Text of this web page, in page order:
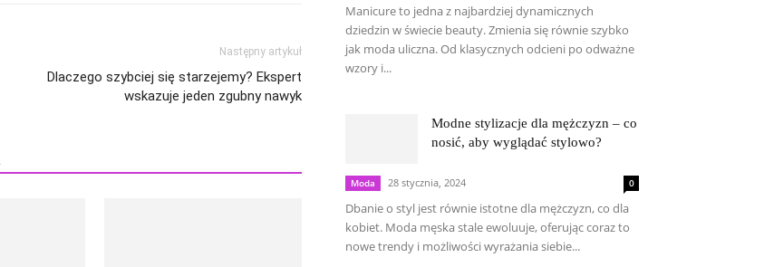
Następny artykuł
Dlaczego szybciej się starzejemy? Ekspert
wskazuje jeden zgubny nawyk
Manicure to jedna z najbardziej dynamicznych
dziedzin w świecie beauty. Zmienia się równie szybko
jak moda uliczna. Od klasycznych odcieni po odważne
wzory i...
Modne stylizacje dla mężczyzn – co
nosić, aby wyglądać stylowo?
Moda 28 stycznia, 2024 0
Dbanie o styl jest równie istotne dla mężczyzn, co dla
kobiet. Moda męska stale ewoluuje, oferując coraz to
nowe trendy i możliwości wyrażania siebie...